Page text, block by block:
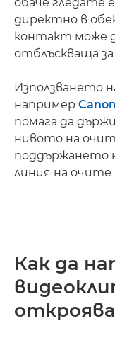
директно в
контакт може
отблъскваща
Използването
например
помага да
нивото на
поддържането
линия на очите
Как да